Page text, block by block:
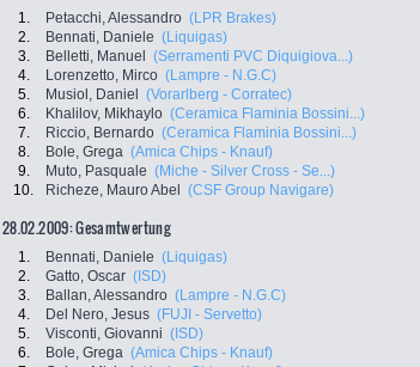
1. Petacchi, Alessandro (LPR Brakes)
2.
Bennati, Daniele (Liquigas)
3.
Belletti, Manuel (Serramenti PVC Diquigiova...)
4.
Lorenzetto, Mirco (Lampre - N.G.C)
5.
Musiol, Daniel (Vorarlberg - Corratec)
6.
Khalilov, Mikhaylo (Ceramica Flaminia Bossini...)
7.
Riccio, Bernardo (Ceramica Flaminia Bossini...)
8.
Bole, Grega (Amica Chips - Knauf)
9.
Muto, Pasquale (Miche - Silver Cross - Se...)
10.
Richeze, Mauro Abel (CSF Group Navigare)
28.02.2009: Gesamtwertung
1. Bennati, Daniele (Liquigas)
2.
Gatto, Oscar (ISD)
3.
Ballan, Alessandro (Lampre - N.G.C)
4.
Del Nero, Jesus (FUJI - Servetto)
5.
Visconti, Giovanni (ISD)
6.
Bole, Grega (Amica Chips - Knauf)